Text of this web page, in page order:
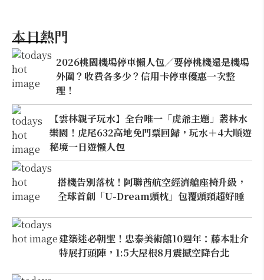
本日熱門
2026桃園機場停車懶人包／要停桃機還是機場
外圍？收費各多少？信用卡停車優惠一次整
理！
【雲林親子玩水】全台唯一「虎爺主題」叢林水
樂園！虎尾632高地免門票回歸，玩水＋4大順遊
秘境一日遊懶人包
搭機告別落枕！阿聯酋航空經濟艙座椅升級，
全球首創「U-Dream頭枕」包覆頭頸超好睡
建築迷必朝聖！忠泰美術館10週年：藤本壯介
特展打頭陣，1:5大屋根8月震撼空降台北